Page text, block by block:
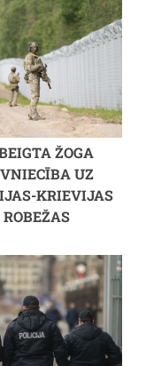
ŽOGA
UZ
KRIEVIJAS
ROBEŽAS